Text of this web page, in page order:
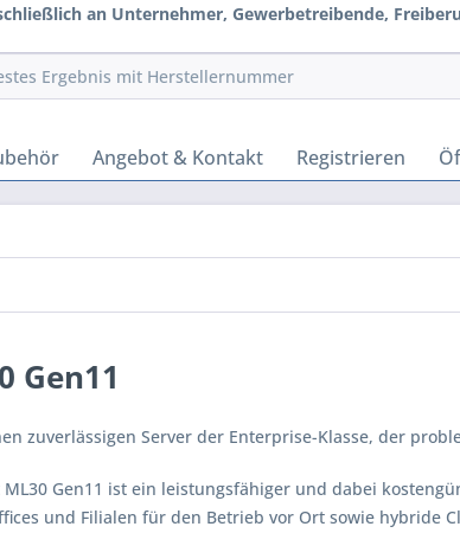
an Unternehmer, Gewerbetreibende,
Angebot & Kontakt Registrieren
Gen11
zuverlässigen Server der Enterprise-Klasse, der
ML30 Gen11 ist ein leistungsfähiger und dabei
und Filialen für den Betrieb vor Ort sowie hybride